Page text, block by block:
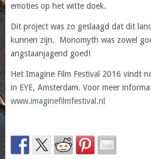
emoties op het witte doek.
Dit project was zo geslaagd dat dit
kunnen zijn. Monomyth was zowel
angstaanjagend goed!
Het Imagine Film Festival 2016 vindt
in EYE, Amsterdam. Voor meer
www.imaginefilmfestival.nl